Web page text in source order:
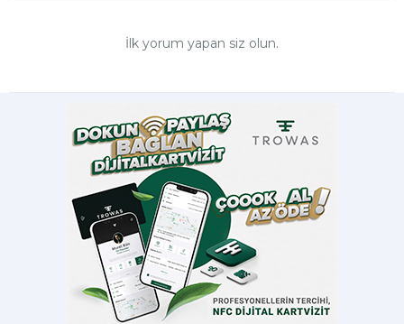
İlk yorum yapan siz olun.